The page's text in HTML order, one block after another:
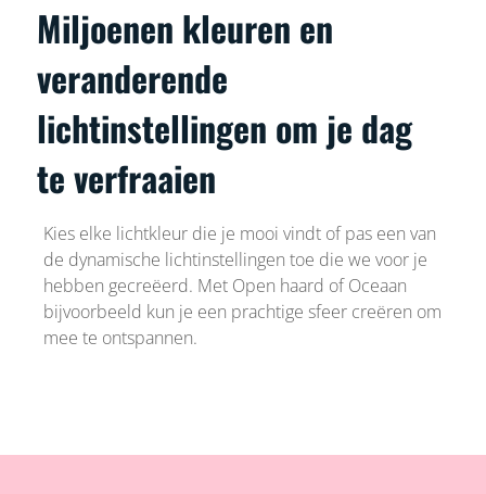
Miljoenen kleuren en
veranderende
lichtinstellingen om je dag
te verfraaien
Kies elke lichtkleur die je mooi vindt of pas een van
de dynamische lichtinstellingen toe die we voor je
hebben gecreëerd. Met Open haard of Oceaan
bijvoorbeeld kun je een prachtige sfeer creëren om
mee te ontspannen.